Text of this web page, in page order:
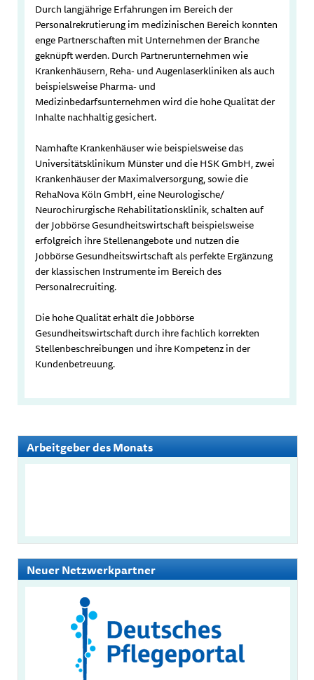
Durch langjährige Erfahrungen im Bereich der
Personalrekrutierung im medizinischen Bereich konnten
enge Partnerschaften mit Unternehmen der Branche
geknüpft werden. Durch Partnerunternehmen wie
Krankenhäusern, Reha- und Augenlaserkliniken als auch
beispielsweise Pharma- und
Medizinbedarfsunternehmen wird die hohe Qualität der
Inhalte nachhaltig gesichert.
Namhafte Krankenhäuser wie beispielsweise das
Universitätsklinikum Münster und die HSK GmbH, zwei
Krankenhäuser der Maximalversorgung, sowie die
RehaNova Köln GmbH, eine Neurologische/
Neurochirurgische Rehabilitationsklinik, schalten auf
der Jobbörse Gesundheitswirtschaft beispielsweise
erfolgreich ihre Stellenangebote und nutzen die
Jobbörse Gesundheitswirtschaft als perfekte Ergänzung
der klassischen Instrumente im Bereich des
Personalrecruiting.
Die hohe Qualität erhält die Jobbörse
Gesundheitswirtschaft durch ihre fachlich korrekten
Stellenbeschreibungen und ihre Kompetenz in der
Kundenbetreuung.
Arbeitgeber des Monats
Neuer Netzwerkpartner